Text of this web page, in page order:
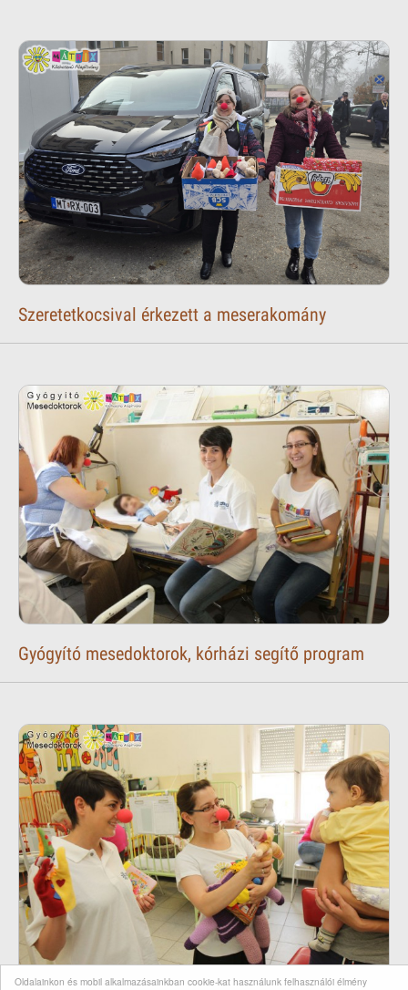
Oldalainkon és mobil alkalmazásainkban cookie-kat használunk felhasználói élmény
Szeretetkocsival érkezett a meserakomány
Gyógyító mesedoktorok, kórházi segítő program